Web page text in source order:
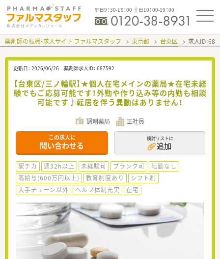
平日9：30-19：00 土日10：00-19：00
薬剤師の転職・求人サイト ファルマスタッフ 東京都 台東区 求人ID：
更新日： 2026/06/26 薬剤師求人ID： 687592
【台東区/三ノ輪駅】★個人在宅メインの薬局★在宅未経
験でもご応募可能です！外勤や作り込み等の内勤も相談
可能です♪転居を伴う異動はありません！
調剤薬局 正社員
この求人に
問い合わせる
検討リストに
追加
駅チカ 週32h以上 未経験可 ブランク可
転勤なし
高給与(600万円以上)
教育制度あり
シフト制
大手チェーン以外
ヘルプ体制充実 在宅